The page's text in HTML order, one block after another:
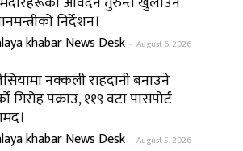
निर्देशन।
khabar News Desk - August 6, 2026
नक्कली राहदानी बनाउने
गिरोह पक्राउ, ११९ वटा पासपोर्ट
khabar News Desk - August 5, 2026